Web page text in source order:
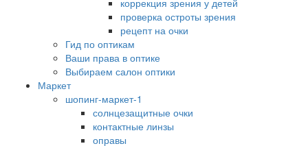
коррекция зрения у детей
проверка остроты зрения
рецепт на очки
Гид по оптикам
Ваши права в оптике
Выбираем салон оптики
Маркет
шопинг-маркет-1
солнцезащитные очки
контактные линзы
оправы